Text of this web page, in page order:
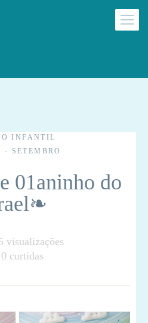
INFANTIL
- SETEMBRO
01aninho do
visualizações
0 curtidas